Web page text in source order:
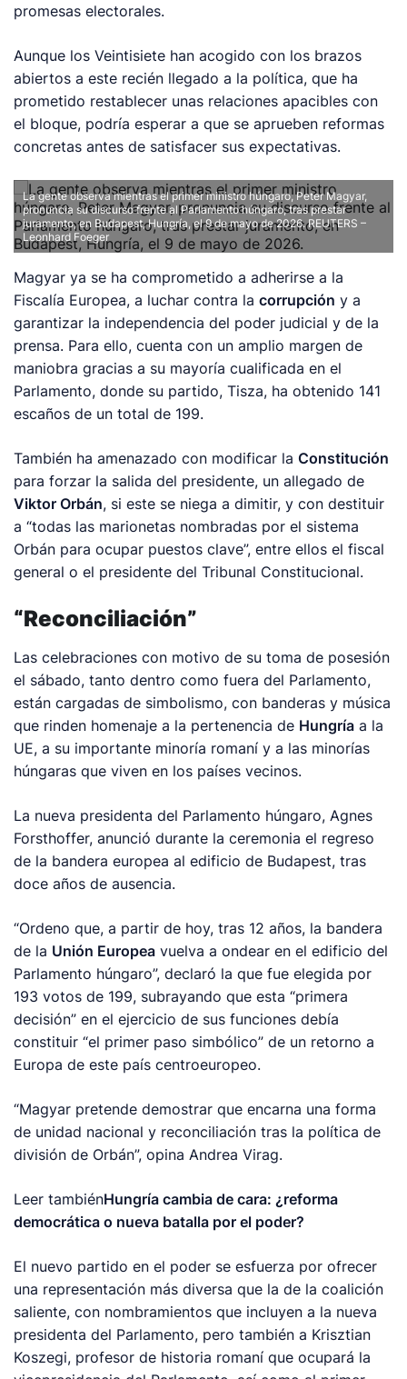
promesas electorales.
Aunque los Veintisiete han acogido con los brazos
abiertos a este recién llegado a la política, que ha
prometido restablecer unas relaciones apacibles con
el bloque, podría esperar a que se aprueben reformas
concretas antes de satisfacer sus expectativas.
La gente observa mientras el primer ministro húngaro, Peter Magyar,
pronuncia su discurso frente al Parlamento húngaro, tras prestar
juramento, en Budapest, Hungría, el 9 de mayo de 2026. REUTERS –
Leonhard Foeger
Magyar ya se ha comprometido a adherirse a la
Fiscalía Europea, a luchar contra lacorrupción y a
garantizar la independencia del poder judicial y de la
prensa. Para ello, cuenta con un amplio margen de
maniobra gracias a su mayoría cualificada en el
Parlamento, donde su partido, Tisza, ha obtenido 141
escaños de un total de 199.
También ha amenazado con modificar laConstitución
para forzar la salida del presidente, un allegado de
Viktor Orbán, si este se niega a dimitir, y con destituir
a “todas las marionetas nombradas por el sistema
Orbán para ocupar puestos clave”, entre ellos el fiscal
general o el presidente del Tribunal Constitucional.
“Reconciliación”
Las celebraciones con motivo de su toma de posesión
el sábado, tanto dentro como fuera del Parlamento,
están cargadas de simbolismo, con banderas y música
que rinden homenaje a la pertenencia de Hungría a la
UE, a su importante minoría romaní y a las minorías
húngaras que viven en los países vecinos.
La nueva presidenta del Parlamento húngaro, Agnes
Forsthoffer, anunció durante la ceremonia el regreso
de la bandera europea al edificio de Budapest, tras
doce años de ausencia.
“Ordeno que, a partir de hoy, tras 12 años, la bandera
de la Unión Europea vuelva a ondear en el edificio del
Parlamento húngaro”, declaró la que fue elegida por
193 votos de 199, subrayando que esta “primera
decisión” en el ejercicio de sus funciones debía
constituir “el primer paso simbólico” de un retorno a
Europa de este país centroeuropeo.
“Magyar pretende demostrar que encarna una forma
de unidad nacional y reconciliación tras la política de
división de Orbán”, opina Andrea Virag.
Leer tambiénHungría cambia de cara: ¿reforma
democrática o nueva batalla por el poder?
El nuevo partido en el poder se esfuerza por ofrecer
una representación más diversa que la de la coalición
saliente, con nombramientos que incluyen a la nueva
presidenta del Parlamento, pero también a Krisztian
Koszegi, profesor de historia romaní que ocupará la